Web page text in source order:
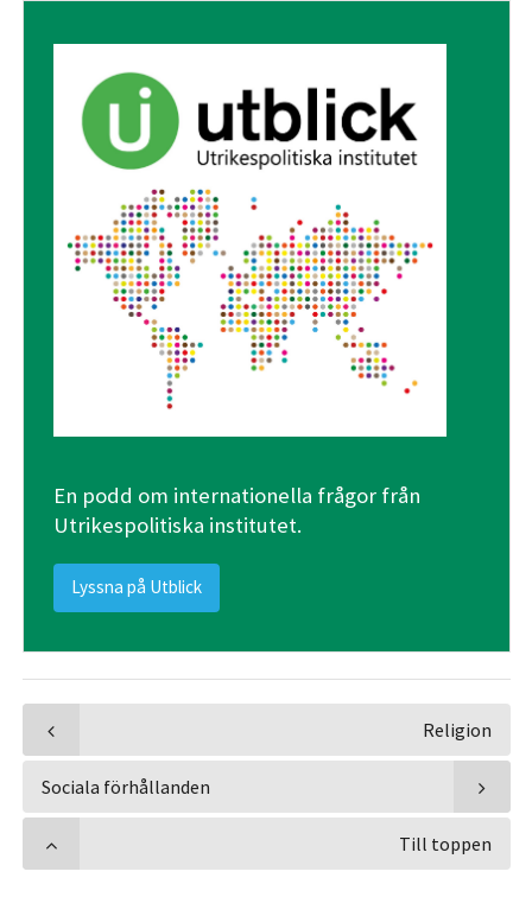
En podd om internationella frågor från
Utrikespolitiska institutet.
Lyssna på Utblick
Religion
Sociala förhållanden
Till toppen